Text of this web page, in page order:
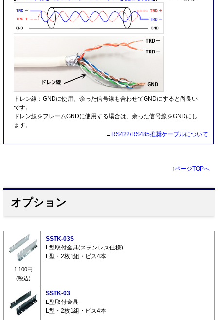
ドレン線：GNDに使用。余った信号線も合わせてGNDにすると尚良い
です。
ドレン線をフレームGNDに使用する場合は、余った信号線をGNDにし
ます。
→ RS422/RS485推奨ケーブルについて
↑ページTOPへ
オプション
1,100円
(税込)
SSTK-03S
L型取付金具(ステンレス仕様)
L型・2枚1組・ビス4本
SSTK-03
L型取付金具
L型・2枚1組・ビス4本